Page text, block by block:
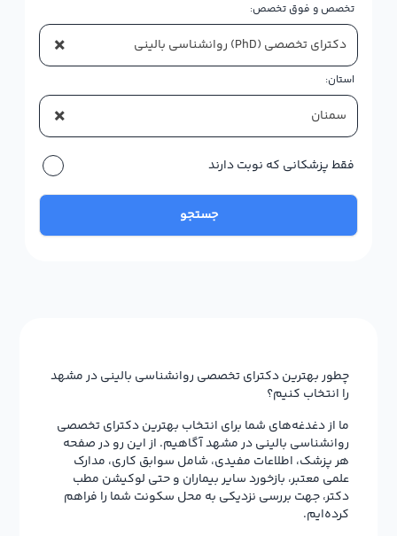
تخصص و فوق تخصص:
× دکترای تخصصی (PhD) روانشناسی بالینی
استان:
× سمنان
فقط پزشکانی که نوبت دارند
جستجو
چطور بهترین دکترای تخصصی روانشناسی بالینی در مشهد
را انتخاب کنیم؟
ما از دغدغه‌های شما برای انتخاب بهترین دکترای تخصصی
روانشناسی بالینی در مشهد آگاهیم. از این رو در صفحه
هر پزشک، اطلاعات مفیدی، شامل سوابق کاری، مدارک
علمی معتبر، بازخورد سایر بیماران و حتی لوکیشن مطب
دکتر، جهت بررسی نزدیکی به محل سکونت شما را فراهم
کرده‌ایم.